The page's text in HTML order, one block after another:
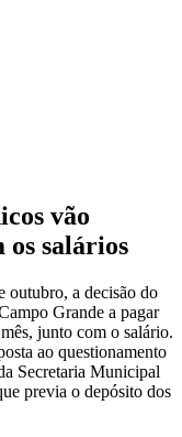
vão
os salários
outubro, a decisão do
Grande a pagar
junto com o salário.
ao questionamento
Secretaria Municipal
previa o depósito dos